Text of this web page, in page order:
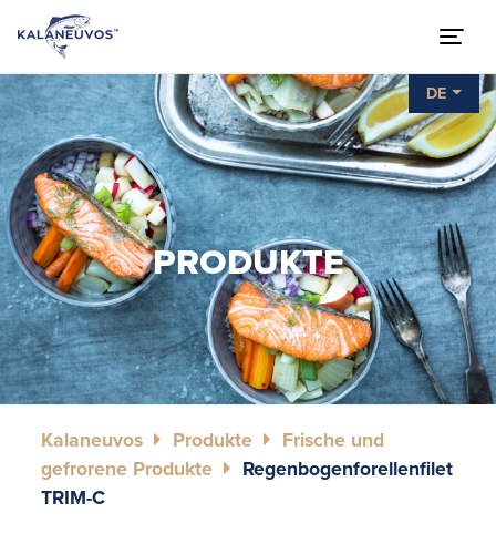
PRODUKTE
DE
Kalaneuvos Produkte
Frische und
gefrorene Produkte
Regenbogenforellenfilet
TRIM-C